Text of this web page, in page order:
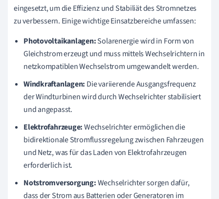
eingesetzt, um die Effizienz und Stabiliät des Stromnetzes
zu verbessern. Einige wichtige Einsatzbereiche umfassen:
Photovoltaikanlagen:Solarenergie wird in Form von
Gleichstrom erzeugt und muss mittels Wechselrichtern in
netzkompatiblen Wechselstrom umgewandelt werden.
Windkraftanlagen: Die variierende Ausgangsfrequenz
der Windturbinen wird durch Wechselrichter stabilisiert
und angepasst.
Elektrofahrzeuge:Wechselrichter ermöglichen die
bidirektionale Stromflussregelung zwischen Fahrzeugen
und Netz, was für das Laden von Elektrofahrzeugen
erforderlich ist.
Notstromversorgung:Wechselrichter sorgen dafür,
dass der Strom aus Batterien oder Generatoren im